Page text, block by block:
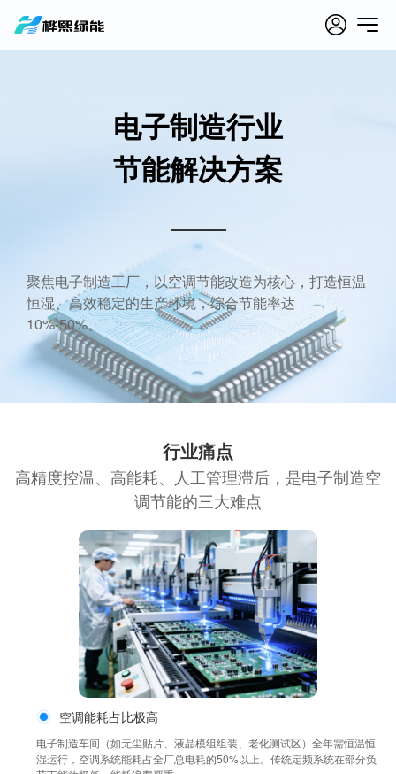
Open
电子制造行业
节能解决方案
聚焦电子制造工厂，以空调节能改造为核心，打造恒温
恒湿、高效稳定的生产环境，综合节能率达
10%-50%。
行业痛点
高精度控温、高能耗、人工管理滞后，是电子制造空
调节能的三大难点
空调能耗占比极高
电子制造车间（如无尘贴片、液晶模组组装、老化测试区）全年需恒温恒
湿运行，空调系统能耗占全厂总电耗的50%以上。传统定频系统在部分负